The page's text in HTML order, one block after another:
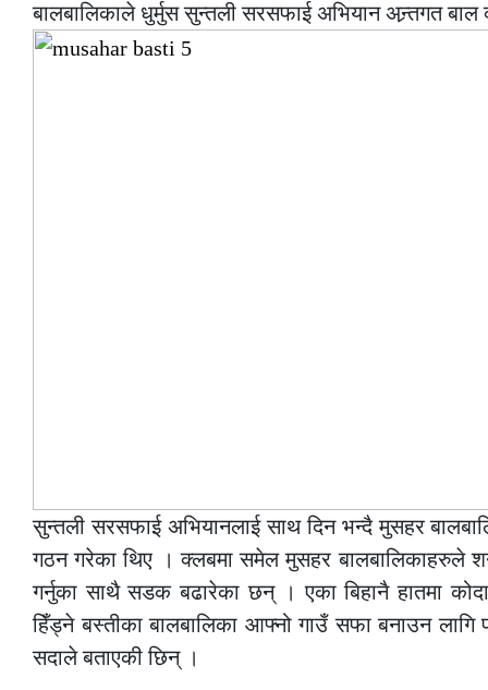
बालबालिकाले धुर्मुस सुन्तली सरसफाई अभियान अन्र्तगत
सुन्तली सरसफाई अभियानलाई साथ दिन भन्दै मुसहर
गठन गरेका थिए । क्लबमा समेल मुसहर बालबालिकाहरुले
गर्नुका साथै सडक बढारेका छन् । एका बिहानै हातमा
हिँड्ने बस्तीका बालबालिका आफ्नो गाउँ सफा बनाउन
सदाले बताएकी छिन् ।